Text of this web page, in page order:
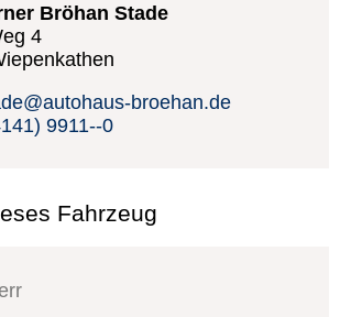
Bröhan Stade
4
broehan.de
9911--0
Fahrzeug